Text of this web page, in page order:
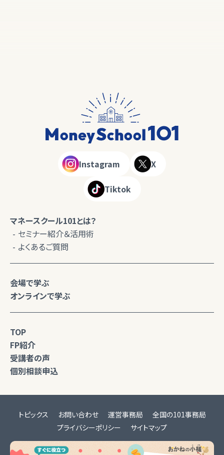
Instagram X
Tiktok
マネースクール101とは？
セミナー紹介＆活用術
よくあるご質問
会場で学ぶ
オンラインで学ぶ
TOP
FP紹介
受講者の声
個別相談申込
トピックス お問い合わせ 運営事務局
全国の101事務局
プライバシーポリシー
サイトマップ